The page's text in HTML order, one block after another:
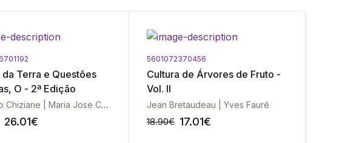
da Terra e Questões
O - 2ª Edição
Eduardo Chiziane | Maria Jose Cazorla González
26.01€
5601072370456
Cultura de Árvores de Fruto -
Vol. II
Jean Bretaudeau | Yves Fauré
18.90€ 17.01€